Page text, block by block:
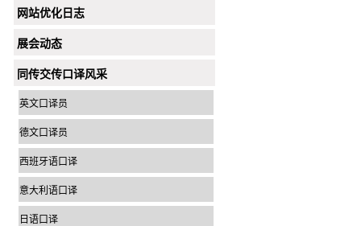
网站优化日志
展会动态
同传交传口译风采
英文口译员
德文口译员
西班牙语口译
意大利语口译
日语口译